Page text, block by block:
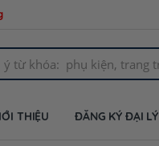
THIỆU ĐĂNG KÝ ĐẠI LÝ